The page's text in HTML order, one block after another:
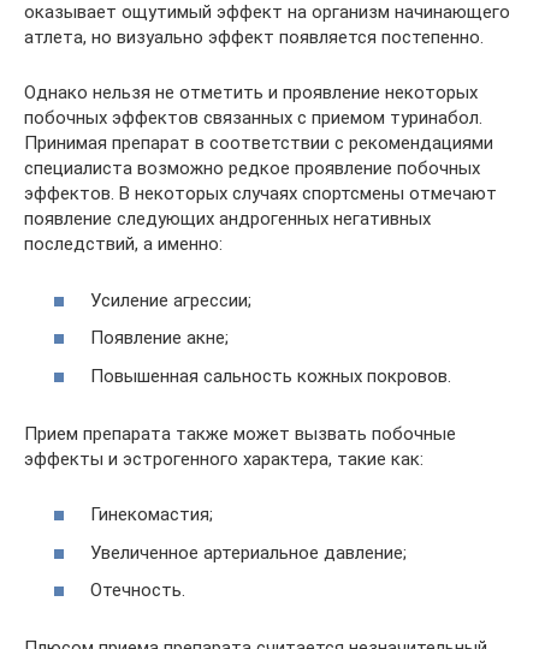
оказывает ощутимый эффект на организм начинающего
атлета, но визуально эффект появляется постепенно.
Однако нельзя не отметить и проявление некоторых
побочных эффектов связанных с приемом туринабол.
Принимая препарат в соответствии с рекомендациями
специалиста возможно редкое проявление побочных
эффектов. В некоторых случаях спортсмены отмечают
появление следующих андрогенных негативных
последствий, а именно:
Усиление агрессии;
Появление акне;
Повышенная сальность кожных покровов.
Прием препарата также может вызвать побочные
эффекты и эстрогенного характера, такие как:
Гинекомастия;
Увеличенное артериальное давление;
Отечность.